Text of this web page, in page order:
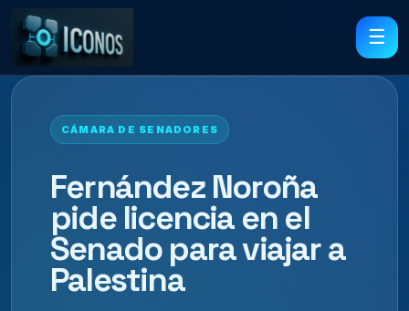
☰
CÁMARA DE SENADORES
Fernández Noroña
pide licencia en el
Senado para viajar a
Palestina